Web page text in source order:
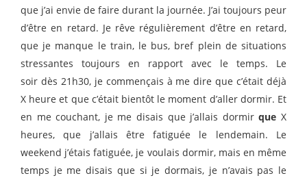
que j’ai envie de faire durant la journée. J’ai toujours peur
d’être en retard. Je rêve régulièrement d’être en retard,
que je manque le train, le bus, bref plein de situations
stressantes toujours en rapport avec le temps. Le
soir dès 21h30, je commençais à me dire que c’était déjà
X heure et que c’était bientôt le moment d’aller dormir. Et
en me couchant, je me disais que j’allais dormirque X
heures, que j’allais être fatiguée le lendemain. Le
weekend j’étais fatiguée, je voulais dormir, mais en même
temps je me disais que si je dormais, je n’avais pas le